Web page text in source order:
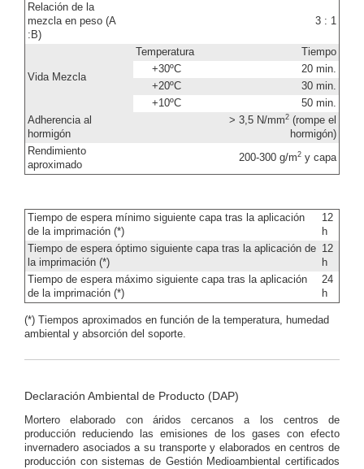
Relación de la
mezcla en peso (A
:B)
3 : 1
Vida Mezcla
Temperatura
Tiempo
+30ºC
20 min.
+20ºC
30 min.
+10ºC
50 min.
Adherencia al
hormigón
> 3,5 N/mm2 (rompe el
hormigón)
Rendimiento
aproximado
200-300 g/m2 y capa
Tiempo de espera mínimo siguiente capa tras la aplicación
de la imprimación (*)
12
h
Tiempo de espera óptimo siguiente capa tras la aplicación de
la imprimación (*)
12
h
Tiempo de espera máximo siguiente capa tras la aplicación
de la imprimación (*)
24
h
(*) Tiempos aproximados en función de la temperatura, humedad
ambiental y absorción del soporte.
Declaración Ambiental de Producto (DAP)
Mortero elaborado con áridos cercanos a los centros de
producción reduciendo las emisiones de los gases con efecto
invernadero asociados a su transporte y elaborados en centros de
producción con sistemas de Gestión Medioambiental certificados